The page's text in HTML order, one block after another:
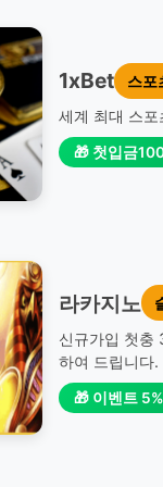
1xBet
스포
세계 최대 스
🎁 첫입금
라카지노
신규가입 첫충
하여 드립니다.
🎁 이벤트